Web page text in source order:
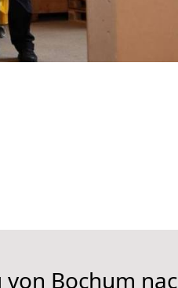
Bochum